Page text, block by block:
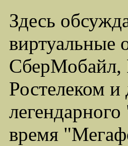
Здесь
виртуальные
Ростелеком
время